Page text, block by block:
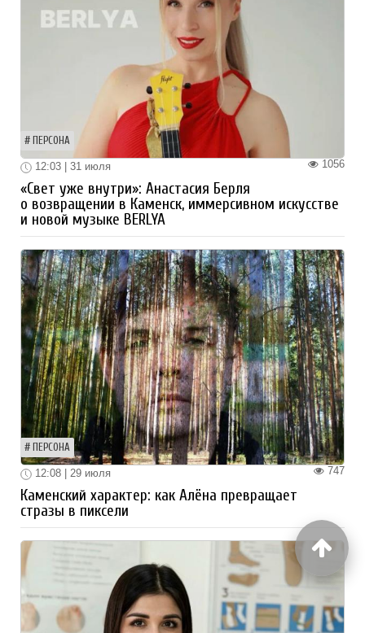
ПЕРСОНА
1056
12:03 | 31 июля
«Свет уже внутри»: Анастасия Берля
о возвращении в Каменск, иммерсивном искусстве
и новой музыке BERLYA
ПЕРСОНА
747
12:08 | 29 июля
Каменский характер: как Алёна превращает
стразы в пиксели